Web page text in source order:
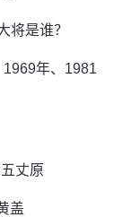
将是谁？
年、1981
丈原
盖